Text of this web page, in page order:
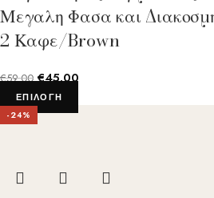
Μεγαλη Φασα και
2 Καφε/Brown
€59.00 €45.00
ΕΠΙΛΟΓΉ
-24%